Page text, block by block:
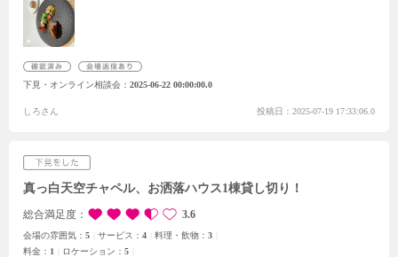
心して見学を進めることができました。会場全体の見学では、当日の式の
雰囲気が想像しやすいような演出も用意されていて、とても嬉しく、感動
しました。試食させていただいたお料理もとても美味しく大満足の体験で
ていたため、その日に挙式をお願いすることを決めました。スタッフの
方々や会場の雰囲気もとても素敵で、不安なく前向きな気持ちで決断でき
下見・オンライン相談会 2025-06-22 00:00:00.0
しろさん 投稿日：2025-07-19 17:33:06.0
真っ白天空チャペル、お洒落ハウス1棟貸し切り！
総合満足度 3.6
会場の雰囲気： 5 サービス： 4 料理・飲物： 3
料金： 1 ロケーション： 5